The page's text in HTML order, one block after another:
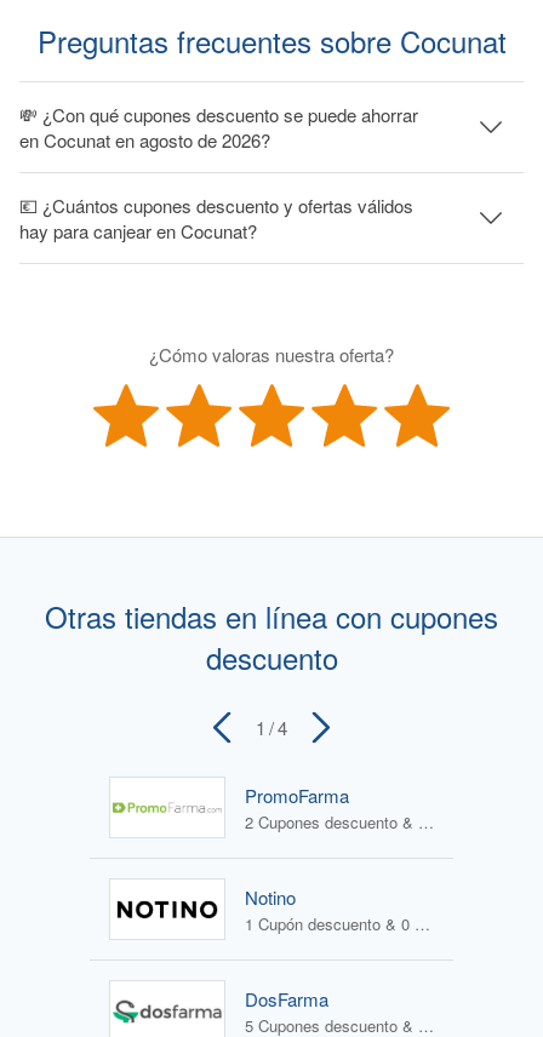
Preguntas frecuentes sobre Cocunat
💸 ¿Con qué cupones descuento se puede ahorrar
en Cocunat en agosto de 2026?
💶 ¿Cuántos cupones descuento y ofertas válidos
hay para canjear en Cocunat?
¿Cómo valoras nuestra oferta?
Otras tiendas en línea con cupones
descuento
1 / 4
PromoFarma
2 Cupones descuento & 2 Ofertas
Notino
1 Cupón descuento & 0 Ofertas
DosFarma
5 Cupones descuento & 1 Oferta